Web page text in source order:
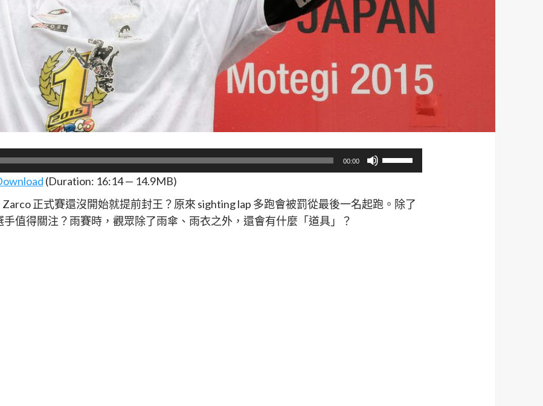
00:00
使
用
上/
(Duration: 16:14 — 14.9MB)
正式賽還沒開始就提前封王？原來 sighting lap 多跑會被罰從最後一名起跑。除了
值得關注？雨賽時，觀眾除了雨傘、雨衣之外，還會有什麼「道具」？